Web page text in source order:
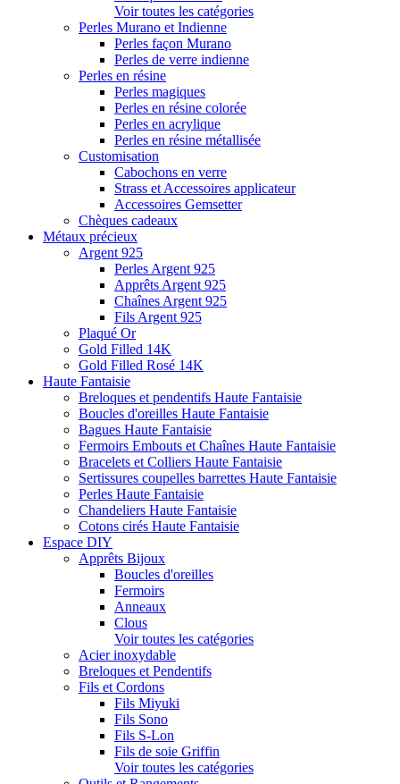
Voir toutes les catégories
Perles Murano et Indienne
Perles façon Murano
Perles de verre indienne
Perles en résine
Perles magiques
Perles en résine colorée
Perles en acrylique
Perles en résine métallisée
Customisation
Cabochons en verre
Strass et Accessoires applicateur
Accessoires Gemsetter
Chèques cadeaux
Métaux précieux
Argent 925
Perles Argent 925
Apprêts Argent 925
Chaînes Argent 925
Fils Argent 925
Plaqué Or
Gold Filled 14K
Gold Filled Rosé 14K
Haute Fantaisie
Breloques et pendentifs Haute Fantaisie
Boucles d'oreilles Haute Fantaisie
Bagues Haute Fantaisie
Fermoirs Embouts et Chaînes Haute Fantaisie
Bracelets et Colliers Haute Fantaisie
Sertissures coupelles barrettes Haute Fantaisie
Perles Haute Fantaisie
Chandeliers Haute Fantaisie
Cotons cirés Haute Fantaisie
Espace DIY
Apprêts Bijoux
Boucles d'oreilles
Fermoirs
Anneaux
Clous
Voir toutes les catégories
Acier inoxydable
Breloques et Pendentifs
Fils et Cordons
Fils Miyuki
Fils Sono
Fils S-Lon
Fils de soie Griffin
Voir toutes les catégories